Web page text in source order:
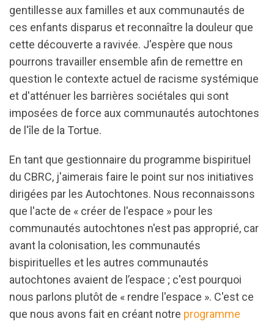
gentillesse aux familles et aux communautés de
ces enfants disparus et reconnaître la douleur que
cette découverte a ravivée. J'espère que nous
pourrons travailler ensemble afin de remettre en
question le contexte actuel de racisme systémique
et d'atténuer les barrières sociétales qui sont
imposées de force aux communautés autochtones
de l'île de la Tortue.
En tant que gestionnaire du programme bispirituel
du CBRC, j'aimerais faire le point sur nos initiatives
dirigées par les Autochtones. Nous reconnaissons
que l'acte de « créer de l'espace » pour les
communautés autochtones n'est pas approprié, car
avant la colonisation, les communautés
bispirituelles et les autres communautés
autochtones avaient de l’espace ; c'est pourquoi
nous parlons plutôt de « rendre l'espace ». C'est ce
que nous avons fait en créant notre programme